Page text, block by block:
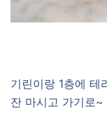
기린이랑 1층에 테
잔 마시고 가기로~